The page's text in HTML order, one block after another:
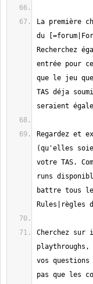
La première
du
Recherchez
entrée pour
que le jeu
TAS déja
Regardez et
(qu'elles
votre TAS.
runs
battre tous
Cherchez
playthroughs,
vos
pas que les